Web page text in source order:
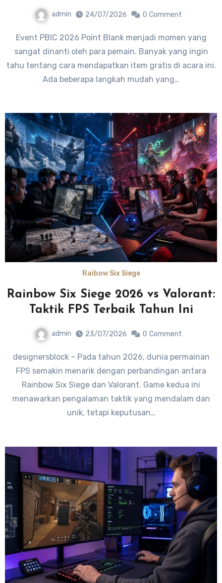
admin 24/07/2026 0 Comment
Event PBIC 2026 Point Blank menjadi momen yang
sangat dinanti oleh para pemain. Banyak yang ingin
tahu tentang cara mendapatkan item gratis di acara ini.
Ada beberapa langkah mudah yang…
Raibow Six Siege
Rainbow Six Siege 2026 vs Valorant:
Taktik FPS Terbaik Tahun Ini
admin 23/07/2026 0 Comment
designersblock – Pada tahun 2026, dunia permainan
FPS semakin menarik dengan perbandingan antara
Rainbow Six Siege dan Valorant. Game kedua ini
menawarkan pengalaman taktik yang mendalam dan
unik, tetapi keputusan…